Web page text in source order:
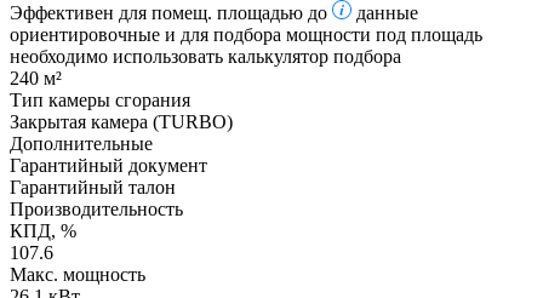
Эффективен для помещ. площадью до
данные
ориентировочные и для подбора мощности под площадь
необходимо использовать калькулятор подбора
240 м²
Тип камеры сгорания
Закрытая камера (TURBO)
Дополнительные
Гарантийный документ
Гарантийный талон
Производительность
КПД, %
107.6
Макс. мощность